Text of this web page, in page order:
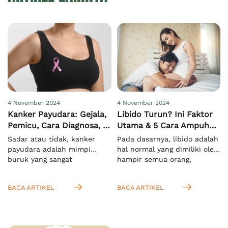
4 November 2024
Kanker Payudara: Gejala,
Pemicu, Cara Diagnosa, &
Pengobatan
Sadar atau tidak, kanker
payudara adalah mimpi
buruk yang sangat
pada wanita. Hal ini
BACA ARTIKEL
4 November 2024
Libido Turun? Ini Faktor
Utama & 5 Cara Ampuh
Meningkatkannya
Pada dasarnya, libido adalah
hal normal yang dimiliki oleh
hampir semua orang,
Menurut KBBI, istilah ini
BACA ARTIKEL